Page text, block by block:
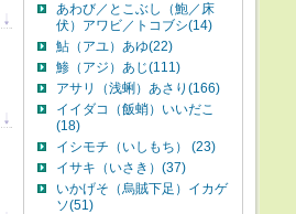
あわび／とこぶし（鮑／床
伏）アワビ／トコブシ(14)
鮎（アユ）あゆ(22)
鯵（アジ）あじ(111)
アサリ（浅蜊）あさり(166)
イイダコ（飯蛸）いいだこ
(18)
イシモチ（いしもち） (23)
イサキ（いさき）(37)
いかげそ（烏賊下足）イカゲ
ソ(51)